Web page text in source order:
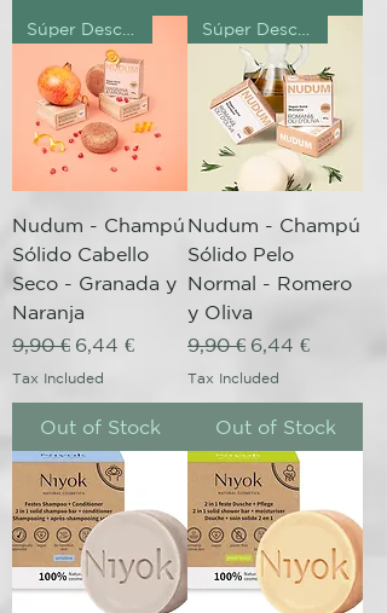
Nudum - Champú
Sólido Cabello
Seco - Granada y
Naranja
Regular Price
9,90 € Sale Price
6,44 €
Tax Included
Out of Stock
Nudum - Champú
Sólido Pelo
Normal - Romero
y Oliva
Regular Price
9,90 € Sale Price
6,44 €
Tax Included
Out of Stock